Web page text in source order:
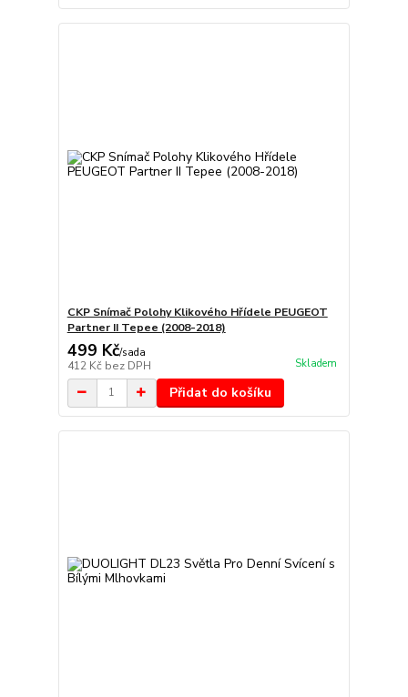
CKP Snímač Polohy Klikového Hřídele PEUGEOT
Partner II Tepee (2008-2018)
499 Kč/sada
412 Kč bez DPH Skladem
Přidat do košíku